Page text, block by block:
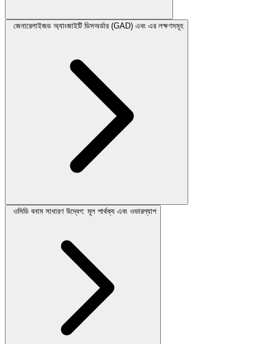
জেনারেলাইজড অ্যাংজাইটি ডিসঅর্ডার (GAD) এবং এর লক্ষণসমূহ
ওসিডি বনাম সাধারণ উদ্বেগ: মূল পার্থক্য এবং ওভারল্যাপ